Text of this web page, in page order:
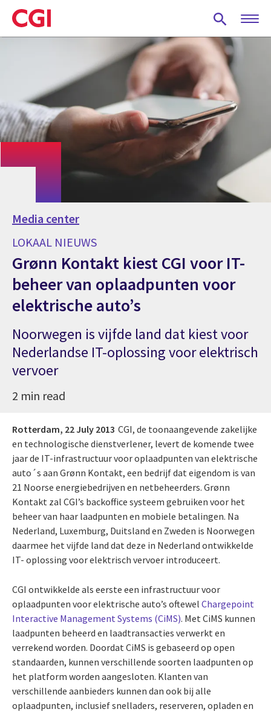
Skip
to
main
Media center
LOKAAL NIEUWS
Grønn Kontakt kiest CGI voor IT-
beheer van oplaadpunten voor
elektrische auto’s
Noorwegen is vijfde land dat kiest voor
Nederlandse IT-oplossing voor elektrisch
vervoer
2 min read
Rotterdam, 22 July 2013 CGI, de toonaangevende zakelijke
en technologische dienstverlener, levert de komende twee
jaar de IT-infrastructuur voor oplaadpunten van elektrische
auto´s aan Grønn Kontakt, een bedrijf dat eigendom is van
21 Noorse energiebedrijven en netbeheerders. Grønn
Kontakt zal CGI’s backoffice systeem gebruiken voor het
beheer van haar laadpunten en mobiele betalingen. Na
Nederland, Luxemburg, Duitsland en Zweden is Noorwegen
daarmee het vijfde land dat deze in Nederland ontwikkelde
IT- oplossing voor elektrisch vervoer introduceert.
CGI ontwikkelde als eerste een infrastructuur voor
oplaadpunten voor elektrische auto’s oftewel Chargepoint
Interactive Management Systems (CiMS). Met CiMS kunnen
laadpunten beheerd en laadtransacties verwerkt en
verrekend worden. Doordat CiMS is gebaseerd op open
standaarden, kunnen verschillende soorten laadpunten op
het platform worden aangesloten. Klanten van
verschillende aanbieders kunnen dan ook bij alle
oplaadpunten, inclusief snelladers, reserveren, opladen en